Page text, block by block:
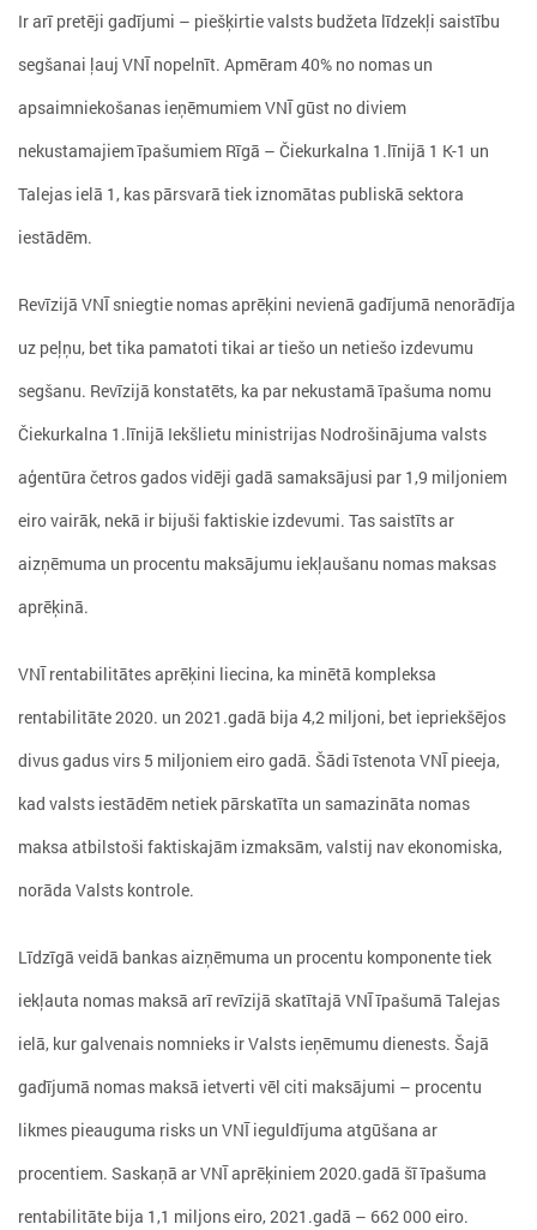
Ir arī pretēji gadījumi – piešķirtie valsts budžeta līdzekļi saistību
segšanai ļauj VNĪ nopelnīt. Apmēram 40% no nomas un
apsaimniekošanas ieņēmumiem VNĪ gūst no diviem
nekustamajiem īpašumiem Rīgā – Čiekurkalna 1.līnijā 1 K-1 un
Talejas ielā 1, kas pārsvarā tiek iznomātas publiskā sektora
iestādēm.
Revīzijā VNĪ sniegtie nomas aprēķini nevienā gadījumā nenorādīja
uz peļņu, bet tika pamatoti tikai ar tiešo un netiešo izdevumu
segšanu. Revīzijā konstatēts, ka par nekustamā īpašuma nomu
Čiekurkalna 1.līnijā Iekšlietu ministrijas Nodrošinājuma valsts
aģentūra četros gados vidēji gadā samaksājusi par 1,9 miljoniem
eiro vairāk, nekā ir bijuši faktiskie izdevumi. Tas saistīts ar
aizņēmuma un procentu maksājumu iekļaušanu nomas maksas
aprēķinā.
VNĪ rentabilitātes aprēķini liecina, ka minētā kompleksa
rentabilitāte 2020. un 2021.gadā bija 4,2 miljoni, bet iepriekšējos
divus gadus virs 5 miljoniem eiro gadā. Šādi īstenota VNĪ pieeja,
kad valsts iestādēm netiek pārskatīta un samazināta nomas
maksa atbilstoši faktiskajām izmaksām, valstij nav ekonomiska,
norāda Valsts kontrole.
Līdzīgā veidā bankas aizņēmuma un procentu komponente tiek
iekļauta nomas maksā arī revīzijā skatītajā VNĪ īpašumā Talejas
ielā, kur galvenais nomnieks ir Valsts ieņēmumu dienests. Šajā
gadījumā nomas maksā ietverti vēl citi maksājumi – procentu
likmes pieauguma risks un VNĪ ieguldījuma atgūšana ar
procentiem. Saskaņā ar VNĪ aprēķiniem 2020.gadā šī īpašuma
rentabilitāte bija 1,1 miljons eiro, 2021.gadā – 662 000 eiro.